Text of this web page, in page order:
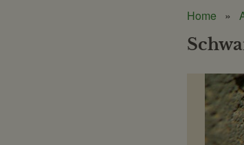
Home